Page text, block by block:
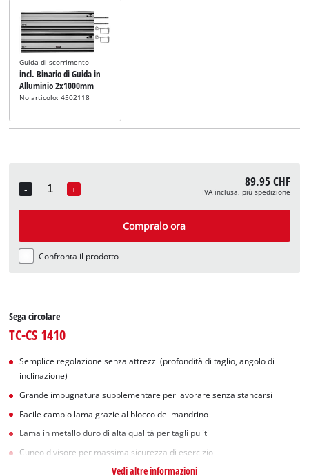
Guida di scorrimento
incl. Binario di Guida in
Alluminio 2x1000mm
No articolo: 4502118
-
Quantity
+ 89.95 CHF
IVA inclusa, più spedizione
Compralo ora
Confronta il prodotto
Sega circolare
TC-CS 1410
Semplice regolazione senza attrezzi (profondità di taglio, angolo di
inclinazione)
Grande impugnatura supplementare per lavorare senza stancarsi
Facile cambio lama grazie al blocco del mandrino
Lama in metallo duro di alta qualità per tagli puliti
Cuneo divisore per massima sicurezza di esercizio
Vedi altre informazioni